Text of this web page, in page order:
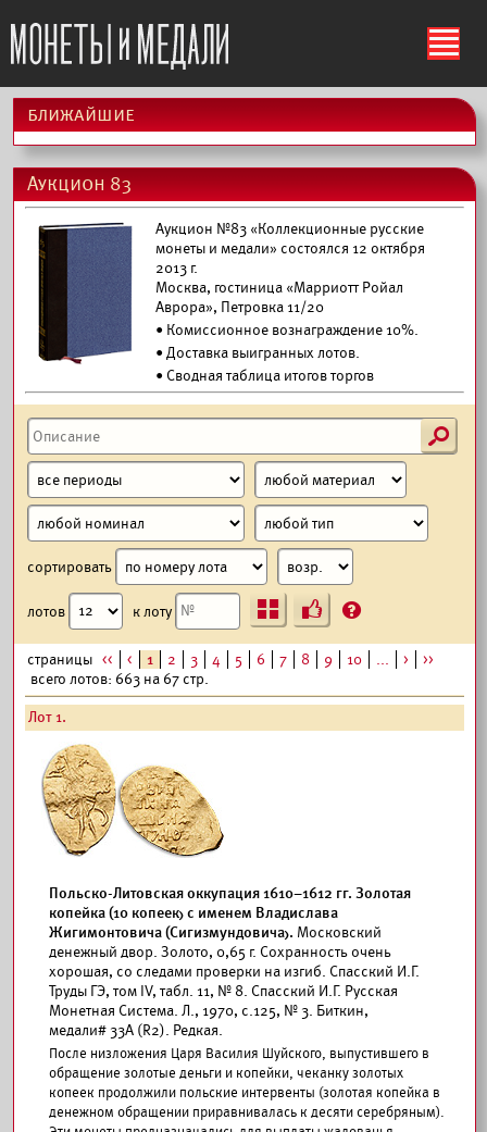
ś
ближайшие
Аукцион 83
Аукцион №83 «Коллекционные русские
монеты и медали» состоялся 12 октября
2013 г.
Москва, гостиница «Марриотт Ройал
Аврора», Петровка 11/20
• Комиссионное вознаграждение 10%.
• Доставка выигранных лотов.
• Сводная таблица итогов торгов
s
сортировать
лотов к лоту Ъ ?
страницы << < 1 2 3 4 5 6 7 8 9 10 ... >
>>
всего лотов: 663 на 67 стр.
Лот 1.
Польско-Литовская оккупация 1610–1612 гг. Золотая
копейка (10 копеек) с именем Владислава
Жигимонтовича (Сигизмундовича). Московский
денежный двор. Золото, 0,65 г. Сохранность очень
хорошая, со следами проверки на изгиб. Спасский И.Г.
Труды ГЭ, том IV, табл. 11, № 8. Спасский И.Г. Русская
Монетная Система. Л., 1970, с.125, № 3. Биткин,
медали# 33А (R2). Редкая.
После низложения Царя Василия Шуйского, выпустившего в
обращение золотые деньги и копейки, чеканку золотых
копеек продолжили польские интервенты (золотая копейка в
денежном обращении приравнивалась к десяти серебряным).